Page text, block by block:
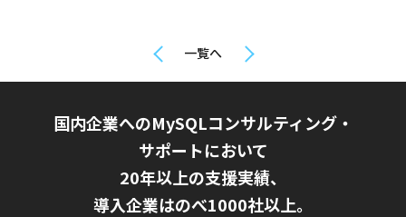
一覧へ
国内企業へのMySQLコンサルティング・
サポートにおいて
20年以上の支援実績、
導入企業はのべ1000社以上。